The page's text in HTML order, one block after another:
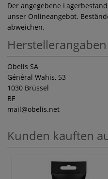
Der angegebene
unser Onlineangebot.
abweichen.
Herstellerangaben
Obelis SA
Général Wahis, 53
1030 Brüssel
BE
mail@obelis.net
Kunden kauften